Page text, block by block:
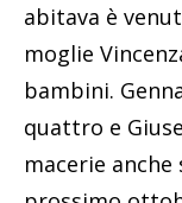
abitava è
moglie
bambini.
quattro e
macerie